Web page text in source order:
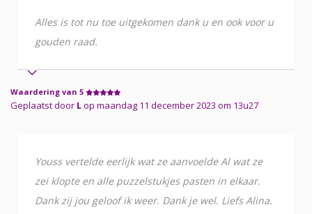
Alles is tot nu toe uitgekomen dank u en ook voor u
gouden raad.
Waardering van 5
Geplaatst door Lop maandag 11 december 2023 om 13u27
Youss vertelde eerlijk wat ze aanvoelde Al wat ze
zei klopte en alle puzzelstukjes pasten in elkaar.
Dank zij jou geloof ik weer. Dank je wel. Liefs Alina.